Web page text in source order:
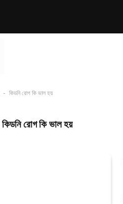
- কিডনি রোগ কি ভাল হয়
কিডনি রোগ কি ভাল হয়